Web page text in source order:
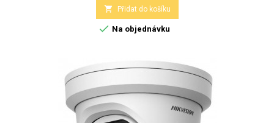
 Přidat do košíku
 Na objednávku